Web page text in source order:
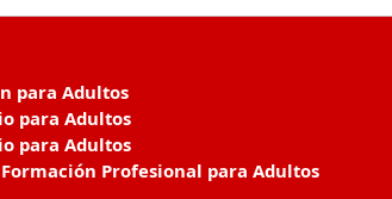
para Adultos
para Adultos
para Adultos
Formación Profesional para Adultos